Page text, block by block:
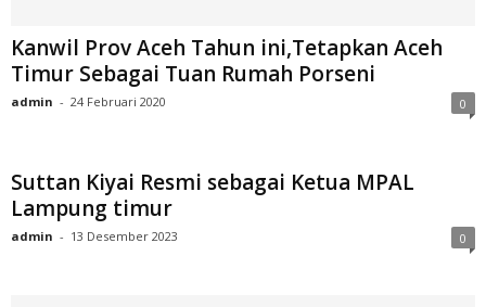
Kanwil Prov Aceh Tahun ini,Tetapkan Aceh
Timur Sebagai Tuan Rumah Porseni
admin - 24 Februari 2020 0
Suttan Kiyai Resmi sebagai Ketua MPAL
Lampung timur
admin - 13 Desember 2023 0